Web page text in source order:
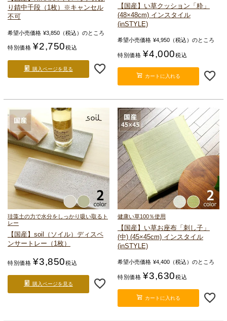
り 錆中千段（1枚）※キャンセル
不可
希望小売価格 ¥3,850 （税込）のところ
特別価格 ¥2,750税込
購入ページを見る
【国産】い草クッション「粋」
(48×48cm) インスタイル
(inSTYLE)
希望小売価格 ¥4,950 （税込）のところ
特別価格 ¥4,000税込
カートに入れる
珪藻土の力で水分を しっかり吸い取るト
レー
【国産】soil（ソイル） ディスペ
ンサートレー（1枚）
特別価格 ¥3,850税込
購入ページを見る
健康い草100％使用
【国産】い草お座布「刺し子」
(中) (45×45cm) インスタイル
(inSTYLE)
希望小売価格 ¥4,400 （税込）のところ
特別価格 ¥3,630税込
カートに入れる